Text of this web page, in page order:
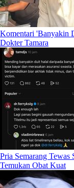
Komentari 'Banyakin
Dokter Tamara
Pria Semarang
Temukan Obat Kuat